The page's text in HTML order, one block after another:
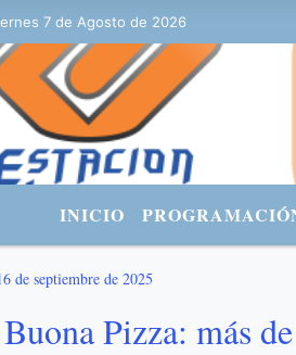
7 de Agosto de 2026
Radiourbana - TWITTER:
INICIO
de septiembre de 2025
Buona Pizza: más